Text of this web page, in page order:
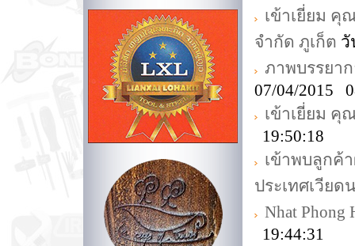
เข้าเยี่ยม คุ
จำกัด ภูเก็ต วั
ภาพบรรยาก
07/04/2015
เข้าเยี่ยม คุ
19:50:18
เข้าพบลูกค้
ประเทศเวียด
Nhat Phong
19:44:31